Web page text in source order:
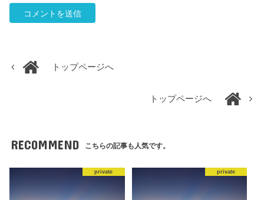
トップページへ
トップページへ
RECOMMEND こちらの記事も人気です。
private private